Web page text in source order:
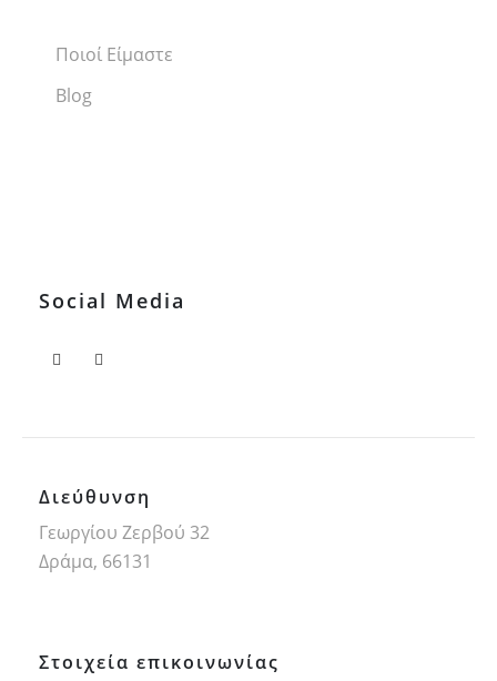
Ποιοί Είμαστε
Blog
Social Media
Διεύθυνση
Γεωργίου Ζερβού 32
Δράμα, 66131
Στοιχεία επικοινωνίας